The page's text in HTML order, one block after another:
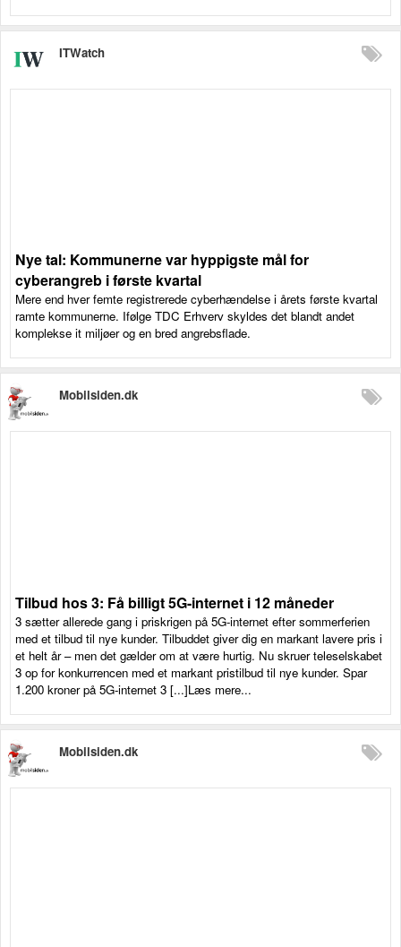
ITWatch
Nye tal: Kommunerne var hyppigste mål for
cyberangreb i første kvartal
Mere end hver femte registrerede cyberhændelse i årets første kvartal
ramte kommunerne. Ifølge TDC Erhverv skyldes det blandt andet
komplekse it miljøer og en bred angrebsflade.
Mobilsiden.dk
Tilbud hos 3: Få billigt 5G-internet i 12 måneder
3 sætter allerede gang i priskrigen på 5G-internet efter sommerferien
med et tilbud til nye kunder. Tilbuddet giver dig en markant lavere pris i
et helt år – men det gælder om at være hurtig. Nu skruer teleselskabet
3 op for konkurrencen med et markant pristilbud til nye kunder. Spar
1.200 kroner på 5G-internet 3 [...]Læs mere...
Mobilsiden.dk